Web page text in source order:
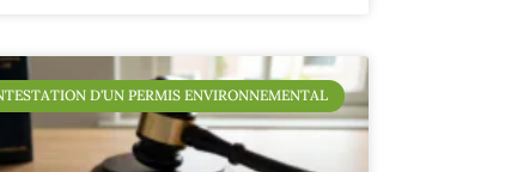
D'UN PERMIS ENVIRONNEMENTAL